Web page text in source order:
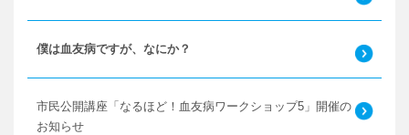
僕は血友病ですが、なにか？
市民公開講座「なるほど！血友病ワークショップ5」開催の
お知らせ